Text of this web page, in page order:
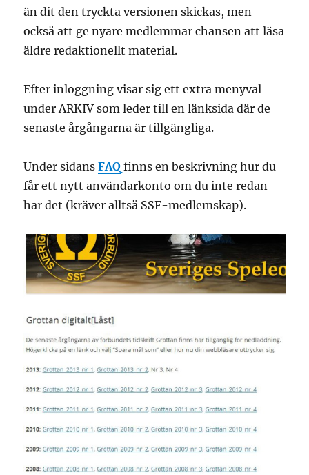
än dit den tryckta versionen skickas, men
också att ge nyare medlemmar chansen att läsa
äldre redaktionellt material.
Efter inloggning visar sig ett extra menyval
under ARKIV som leder till en länksida där de
senaste årgångarna är tillgängliga.
Under sidansFAQ finns en beskrivning hur du
får ett nytt användarkonto om du inte redan
har det (kräver alltså SSF-medlemskap).